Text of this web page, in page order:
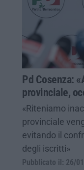
Pd Cosenza:
provinciale,
«Riteniamo
provinciale
evitando il
degli iscritti»
Pubblicato il: 26/